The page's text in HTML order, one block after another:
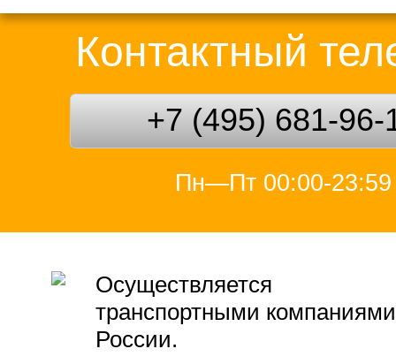
Контактный
+7 (495) 681-96-
Пн—Пт 00:00-23:59
Осуществляется
транспортными компаниями
России.